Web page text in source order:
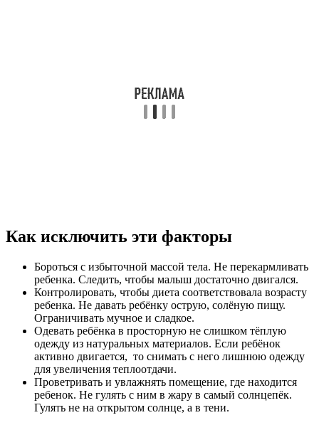
Как исключить эти факторы
Бороться с избыточной массой тела. Не перекармливать
ребенка. Следить, чтобы малыш достаточно двигался.
Контролировать, чтобы диета соответствовала возрасту
ребенка. Не давать ребёнку острую, солёную пищу.
Ограничивать мучное и сладкое.
Одевать ребёнка в просторную не слишком тёплую
одежду из натуральных материалов. Если ребёнок
активно двигается, то снимать с него лишнюю одежду
для увеличения теплоотдачи.
Проветривать и увлажнять помещение, где находится
ребенок. Не гулять с ним в жару в самый солнцепёк.
Гулять не на открытом солнце, а в тени.